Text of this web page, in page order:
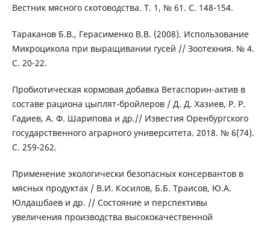
Вестник мясного скотоводства. Т. 1, № 61. С. 148-154.
Тараканов Б.В., Герасименко В.В. (2008). Использование
Микроцикола при выращивании гусей // Зоотехния. № 4.
С. 20-22.
Пробиотическая кормовая добавка Ветаспорин-актив в
составе рациона цыплят-бройлеров / Д. Д. Хазиев, Р. Р.
Гадиев, А. Ф. Шарипова и др.// Известия Оренбургского
государственного аграрного университета. 2018. № 6(74).
С. 259-262.
Применение экологически безопасных консервантов в
мясных продуктах / В.И. Косилов, Б.Б. Траисов, Ю.А.
Юлдашбаев и др. // Состояние и перспективы
увеличения производства высококачественной